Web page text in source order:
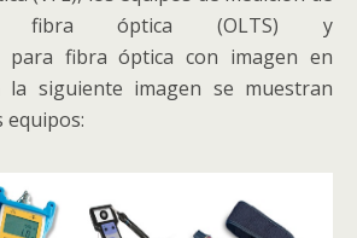
fibra óptica (OLTS) y
para fibra óptica con imagen en
la siguiente imagen se muestran
equipos: